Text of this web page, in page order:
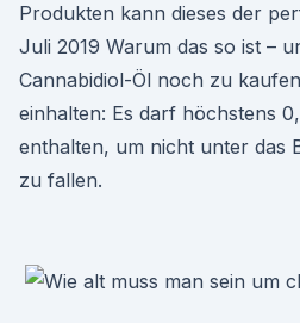
Produkten kann dieses der
Juli 2019 Warum das so ist –
Cannabidiol-Öl noch zu
einhalten: Es darf höchstens
enthalten, um nicht unter das
zu fallen.